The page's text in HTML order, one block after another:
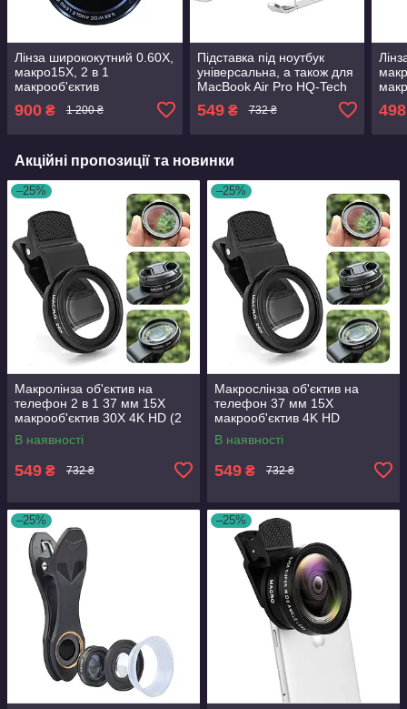
Лінза ширококутний 0.60X,
макро15X, 2 в 1
макрооб'єктив
об'єктив для камери
900 ₴ 1 200 ₴
Підставка під ноутбук
універсальна, а також для
MacBook Air Pro HQ-Tech
складна, Bag
549₴ 732 ₴
для
498
Акційні пропозиції та новинки
–25%
Макролінза об'єктив на
телефон 2 в 1 37 мм 15X
макрооб'єктив 30X 4K HD (2
лінзи — макролінза 37 мм
15X)
В наявності
549 ₴ 732 ₴
–25%
Макрослінза об'єктив на
телефон 37 мм 15X
макрооб'єктив 4K HD
В наявності
549 ₴ 732 ₴
–25% –25%